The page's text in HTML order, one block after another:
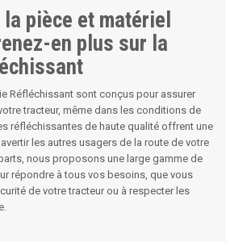
pièce et matériel
en plus sur la
Réfléchissant sont conçus pour assurer
tracteur, même dans les conditions de
réfléchissantes de haute qualité offrent une
les autres usagers de la route de votre
nous proposons une large gamme de
répondre à tous vos besoins, que vous
de votre tracteur ou à respecter les